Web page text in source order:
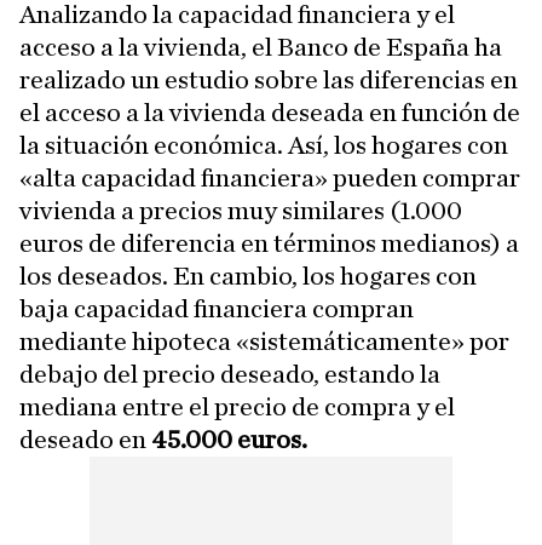
Analizando la capacidad financiera y el
acceso a la vivienda, el Banco de España ha
realizado un estudio sobre las diferencias en
el acceso a la vivienda deseada en función de
la situación económica. Así, los hogares con
«alta capacidad financiera» pueden comprar
vivienda a precios muy similares (1.000
euros de diferencia en términos medianos) a
los deseados. En cambio, los hogares con
baja capacidad financiera compran
mediante hipoteca «sistemáticamente» por
debajo del precio deseado, estando la
mediana entre el precio de compra y el
deseado en 45.000 euros.